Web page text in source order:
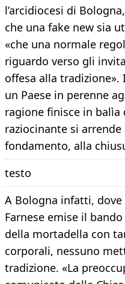
l’arcidiocesi di
che una fake new sia
«che una normale
riguardo verso gli
offesa alla
un Paese in perenne
ragione finisce in balìa
raziocinante si
fondamento, alla
testo
A Bologna infatti,
Farnese emise il
della mortadella con
corporali, nessuno
tradizione. «La